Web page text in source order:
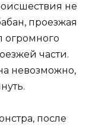
не
проезжая
огромного
части.
невозможно,